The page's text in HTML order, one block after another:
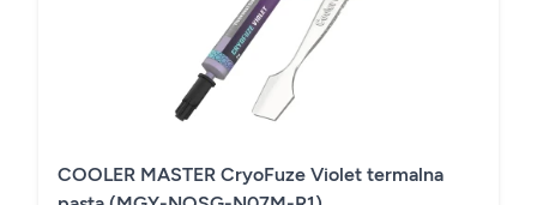
COOLER MASTER CryoFuze Violet termalna